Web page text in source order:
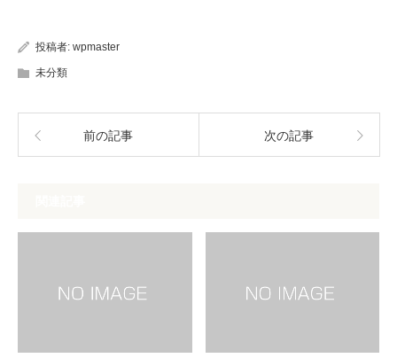
投稿者: wpmaster
未分類
前の記事 次の記事